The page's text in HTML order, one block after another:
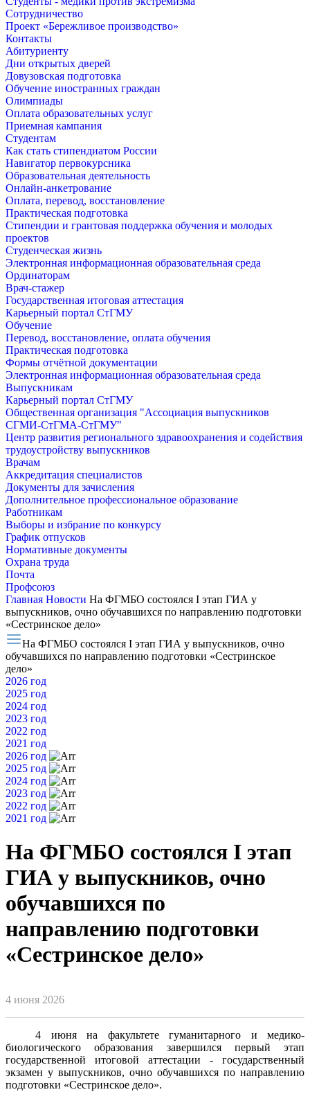
Сотрудничество
Проект «Бережливое производство»
Контакты
Абитуриенту
Дни открытых дверей
Довузовская подготовка
Обучение иностранных граждан
Олимпиады
Оплата образовательных услуг
Приемная кампания
Студентам
Как стать стипендиатом России
Навигатор первокурсника
Образовательная деятельность
Онлайн-анкетрование
Оплата, перевод, восстановление
Практическая подготовка
Стипендии и грантовая поддержка обучения и молодых
проектов
Студенческая жизнь
Электронная информационная образовательная среда
Ординаторам
Врач-стажер
Государственная итоговая аттестация
Карьерный портал СтГМУ
Обучение
Перевод, восстановление, оплата обучения
Практическая подготовка
Формы отчётной документации
Электронная информационная образовательная среда
Выпускникам
Карьерный портал СтГМУ
Общественная организация "Ассоциация выпускников
СГМИ-СтГМА-СтГМУ"
Центр развития регионального здравоохранения и содействия
трудоустройству выпускников
Врачам
Аккредитация специалистов
Документы для зачисления
Дополнительное профессиональное образование
Работникам
Выборы и избрание по конкурсу
График отпусков
Нормативные документы
Охрана труда
Почта
Профсоюз
Главная Новости На ФГМБО состоялся I этап ГИА у
выпускников, очно обучавшихся по направлению подготовки
«Сестринское дело»
На ФГМБО состоялся I этап ГИА у выпускников, очно
обучавшихся по направлению подготовки «Сестринское
дело»
2026 год
2025 год
2024 год
2023 год
2022 год
2021 год
2026 год
2025 год
2024 год
2023 год
2022 год
2021 год
На ФГМБО состоялся I этап
ГИА у выпускников, очно
обучавшихся по
направлению подготовки
«Сестринское дело»
4 июня 2026
4 июня на факультете гуманитарного и медико-
биологического образования завершился первый этап
государственной итоговой аттестации - государственный
экзамен у выпускников, очно обучавшихся по направлению
подготовки «Сестринское дело».